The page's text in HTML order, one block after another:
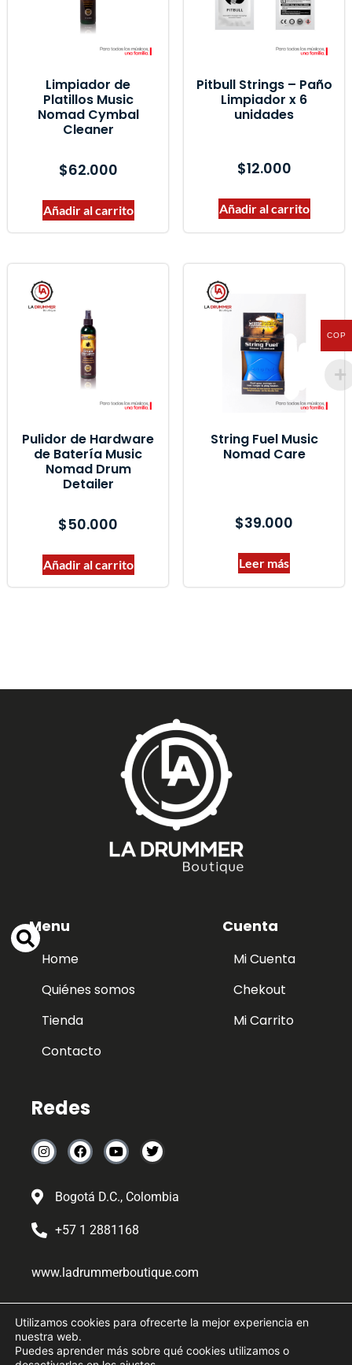
Limpiador de
Platillos Music
Nomad Cymbal
Cleaner
$62.000
Añadir al carrito
Pitbull Strings – Paño
Limpiador x 6
unidades
$12.000
Añadir al carrito
Pulidor de Hardware
de Batería Music
Nomad Drum
Detailer
$50.000
Añadir al carrito
String Fuel Music
Nomad Care
$39.000
Leer más
Menu
Home
Quiénes somos
Tienda
Contacto
Cuenta
Mi Cuenta
Chekout
Mi Carrito
Redes
Bogotá D.C., Colombia
+57 1 2881168
www.ladrummerboutique.com
Somos la boutique favorita de los músicos colombianos y
latinoamericanos desde el 2019
COP
Utilizamos cookies para ofrecerte la mejor experiencia en
nuestra web.
Puedes aprender más sobre qué cookies utilizamos o